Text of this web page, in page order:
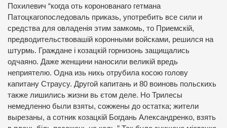
Похилевич “когда оть коронованаго гетмана
Патоцкагопоследоваль приказь, употребить все сили и
средства для овладенія этим замкомь, то Приемскій,
предводительствовашій коронными войсками, решился на
штурмь. Граждане і козацкій горнизонь защищались
одчаяно. Даже женщини наносили великій вредь
неприятелю. Одна изь нихь отрубила косою голову
капитану Страусу. Другой капитань и 80 воиновь польскихь
также лишились жизни вь єтом деле. Но Трилесы
немедленно были взяты, сожжены до остатка; жители
вырезаны, а сотник козацкій Богдань Александренко, взять